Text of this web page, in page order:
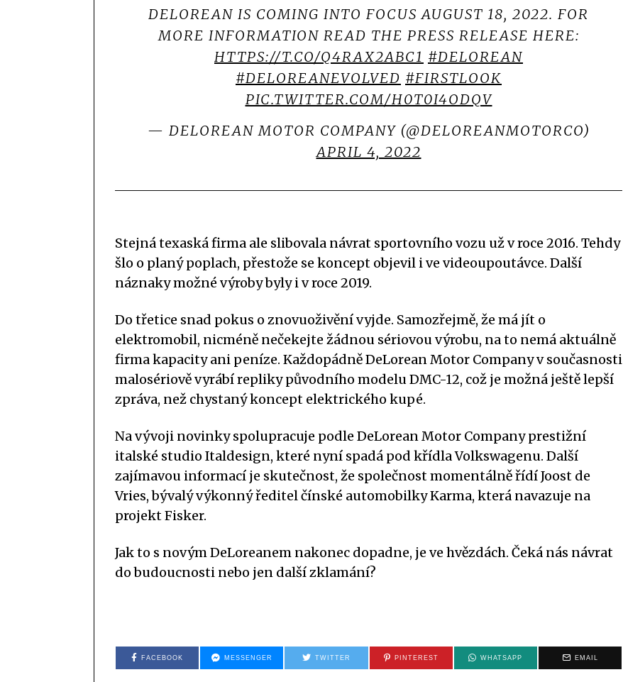
DELOREAN IS COMING INTO FOCUS AUGUST 18, 2022. FOR
MORE INFORMATION READ THE PRESS RELEASE HERE:
HTTPS://T.CO/Q4RAX2ABC1 #DELOREAN
#DELOREANEVOLVED #FIRSTLOOK
PIC.TWITTER.COM/H0T0I4ODQV
— DELOREAN MOTOR COMPANY (@DELOREANMOTORCO)
APRIL 4, 2022
Stejná texaská firma ale slibovala návrat sportovního vozu už v roce 2016. Tehdy
šlo o planý poplach, přestože se koncept objevil i ve videoupoutávce. Další
náznaky možné výroby byly i v roce 2019.
Do třetice snad pokus o znovuoživění vyjde. Samozřejmě, že má jít o
elektromobil, nicméně nečekejte žádnou sériovou výrobu, na to nemá aktuálně
firma kapacity ani peníze. Každopádně DeLorean Motor Company v současnosti
malosériově vyrábí repliky původního modelu DMC-12, což je možná ještě lepší
zpráva, než chystaný koncept elektrického kupé.
Na vývoji novinky spolupracuje podle DeLorean Motor Company prestižní
italské studio Italdesign, které nyní spadá pod křídla Volkswagenu. Další
zajímavou informací je skutečnost, že společnost momentálně řídí Joost de
Vries, bývalý výkonný ředitel čínské automobilky Karma, která navazuje na
projekt Fisker.
Jak to s novým DeLoreanem nakonec dopadne, je ve hvězdách. Čeká nás návrat
do budoucnosti nebo jen další zklamání?
FACEBOOK MESSENGER TWITTER PINTEREST WHATSAPP EMAIL